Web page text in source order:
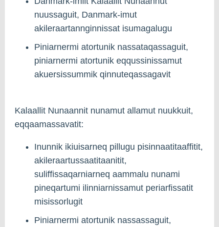
nuussaguit, Danmark-imut
akileraartannginnissat isumagalugu
Piniarnermi atortunik nassataqassaguit,
piniarnermi atortunik eqqussinissamut
akuersissummik qinnuteqassagavit
Kalaallit Nunaannit nunamut allamut nuukkuit,
eqqaamassavatit:
Inunnik ikiuisarneq pillugu pisinnaatitaaffitit,
akileraartussaatitaanitit,
suliffissaqarniarneq aammalu nunami
pineqartumi ilinniarnissamut periarfissatit
misissorlugit
Piniarnermi atortunik nassassaguit,